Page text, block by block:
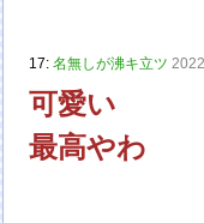
17:名無しが沸キ立ツ
可愛い
最高やわ